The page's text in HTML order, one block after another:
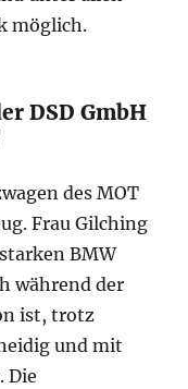
möglich.
DSD GmbH
des MOT
Frau Gilching
BMW
während der
ist, trotz
und mit
Die